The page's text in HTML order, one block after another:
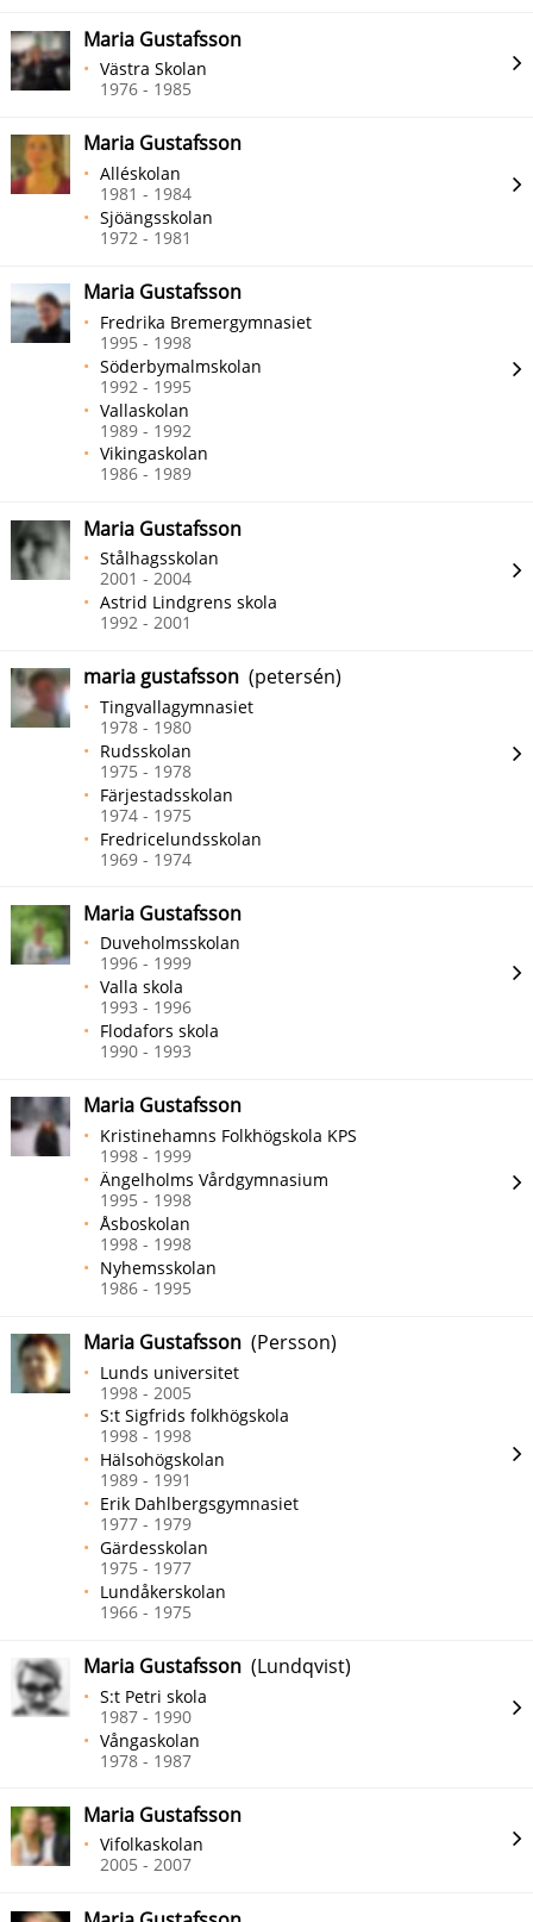
Maria Gustafsson
Västra Skolan
1976 - 1985
Maria Gustafsson
Alléskolan
1981 - 1984
Sjöängsskolan
1972 - 1981
Maria Gustafsson
Fredrika Bremergymnasiet
1995 - 1998
Söderbymalmskolan
1992 - 1995
Vallaskolan
1989 - 1992
Vikingaskolan
1986 - 1989
Maria Gustafsson
Stålhagsskolan
2001 - 2004
Astrid Lindgrens skola
1992 - 2001
maria gustafsson (petersén)
Tingvallagymnasiet
1978 - 1980
Rudsskolan
1975 - 1978
Färjestadsskolan
1974 - 1975
Fredricelundsskolan
1969 - 1974
Maria Gustafsson
Duveholmsskolan
1996 - 1999
Valla skola
1993 - 1996
Flodafors skola
1990 - 1993
Maria Gustafsson
Kristinehamns Folkhögskola KPS
1998 - 1999
Ängelholms Vårdgymnasium
1995 - 1998
Åsboskolan
1998 - 1998
Nyhemsskolan
1986 - 1995
Maria Gustafsson (Persson)
Lunds universitet
1998 - 2005
S:t Sigfrids folkhögskola
1998 - 1998
Hälsohögskolan
1989 - 1991
Erik Dahlbergsgymnasiet
1977 - 1979
Gärdesskolan
1975 - 1977
Lundåkerskolan
1966 - 1975
Maria Gustafsson (Lundqvist)
S:t Petri skola
1987 - 1990
Vångaskolan
1978 - 1987
Maria Gustafsson
Vifolkaskolan
2005 - 2007